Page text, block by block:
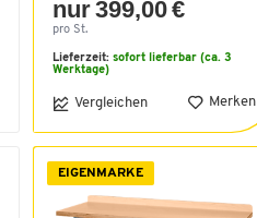
nur 399,00 €
pro St.
Lieferzeit: sofort lieferbar (ca. 3
Werktage)
Vergleichen Merken
EIGENMARKE